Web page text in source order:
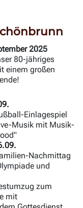
2025
80-jähriges
einem großen
Einlagespiel
Musik mit Musik-
Nachmittag
und
zum
mit